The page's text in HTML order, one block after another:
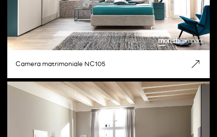
Camera matrimoniale NC105